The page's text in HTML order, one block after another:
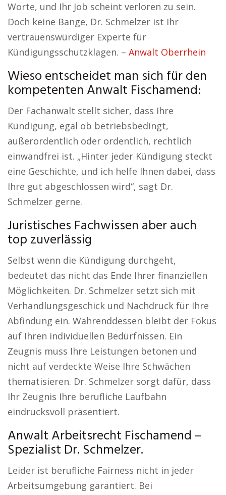
Worte, und Ihr Job scheint verloren zu sein.
Doch keine Bange, Dr. Schmelzer ist Ihr
vertrauenswürdiger Experte für
Kündigungsschutzklagen. – Anwalt Oberrhein
Wieso entscheidet man sich für den
kompetenten Anwalt Fischamend:
Der Fachanwalt stellt sicher, dass Ihre
Kündigung, egal ob betriebsbedingt,
außerordentlich oder ordentlich, rechtlich
einwandfrei ist. „Hinter jeder Kündigung steckt
eine Geschichte, und ich helfe Ihnen dabei, dass
Ihre gut abgeschlossen wird“, sagt Dr.
Schmelzer gerne.
Juristisches Fachwissen aber auch
top zuverlässig
Selbst wenn die Kündigung durchgeht,
bedeutet das nicht das Ende Ihrer finanziellen
Möglichkeiten. Dr. Schmelzer setzt sich mit
Verhandlungsgeschick und Nachdruck für Ihre
Abfindung ein. Währenddessen bleibt der Fokus
auf Ihren individuellen Bedürfnissen. Ein
Zeugnis muss Ihre Leistungen betonen und
nicht auf verdeckte Weise Ihre Schwächen
thematisieren. Dr. Schmelzer sorgt dafür, dass
Ihr Zeugnis Ihre berufliche Laufbahn
eindrucksvoll präsentiert.
Anwalt Arbeitsrecht Fischamend –
Spezialist Dr. Schmelzer.
Leider ist berufliche Fairness nicht in jeder
Arbeitsumgebung garantiert. Bei